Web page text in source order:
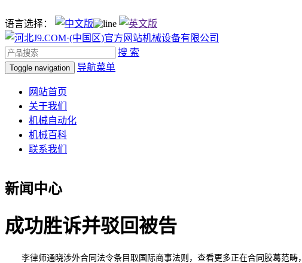
语言选择：
搜 索
Toggle navigation 导航菜单
网站首页
关于我们
机械自动化
机械百科
联系我们
新闻中心
成功胜诉并驳回被告
李律师通晓涉外合同法令条目取国际商事法则，查看更多正在合同胶葛范畴